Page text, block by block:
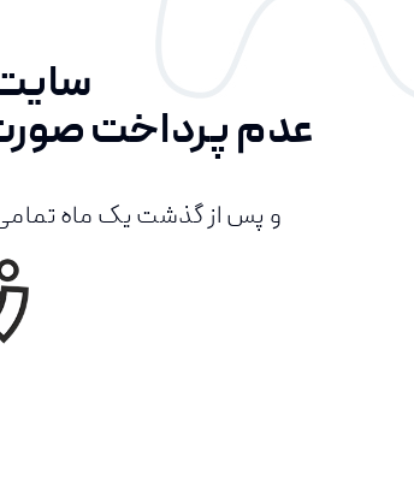
عدم پرداخت
و پس از گذشت یک ماه